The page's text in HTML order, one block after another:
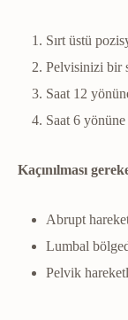
Sırt üstü
Pelvisinizi bir
Saat 12
Saat 6 yönüne
Kaçınılması
Abrupt
Lumbal
Pelvik